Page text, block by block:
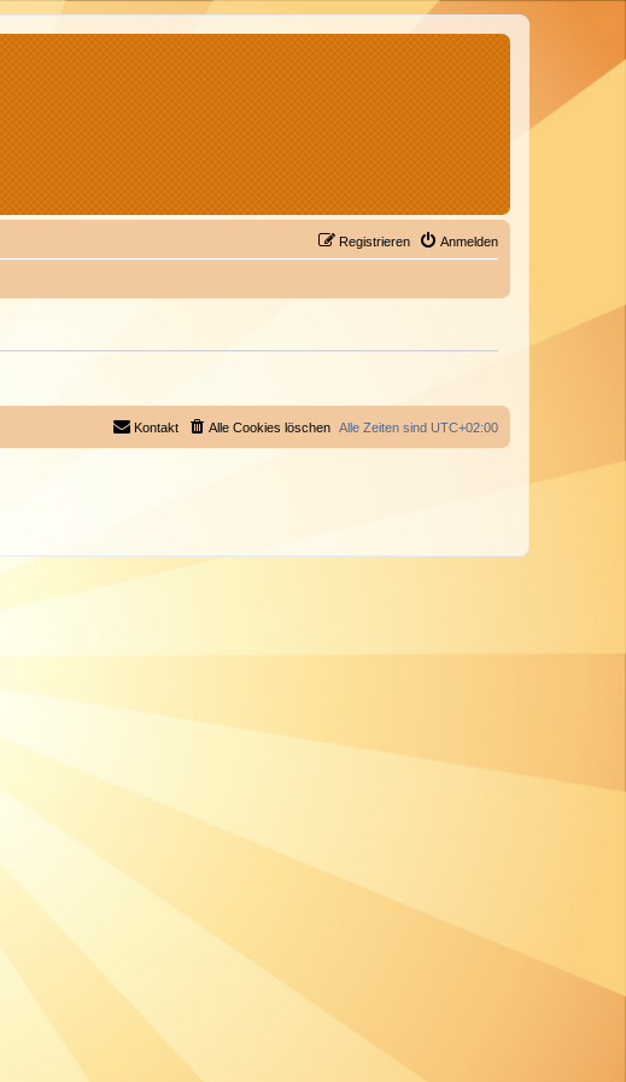
Anmelden
Registrieren
Alle Zeiten sind UTC+02:00
Alle Cookies löschen
Kontakt